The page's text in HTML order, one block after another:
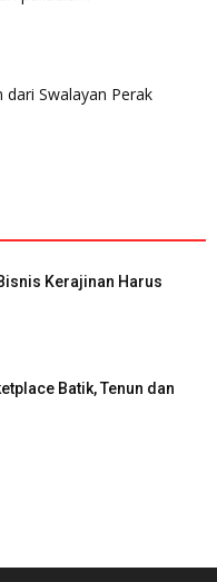
Swalayan Perak
Kerajinan Harus
Batik, Tenun dan